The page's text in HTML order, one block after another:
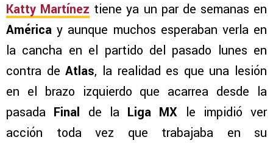
Katty Martínez tiene ya un par de semanas en
Américay aunque muchos esperaban verla en
la cancha en el partido del pasado lunes en
contra deAtlas, la realidad es que una lesión
en el brazo izquierdo que acarrea desde la
pasada Final de la Liga MX le impidió ver
acción toda vez que trabajaba en su